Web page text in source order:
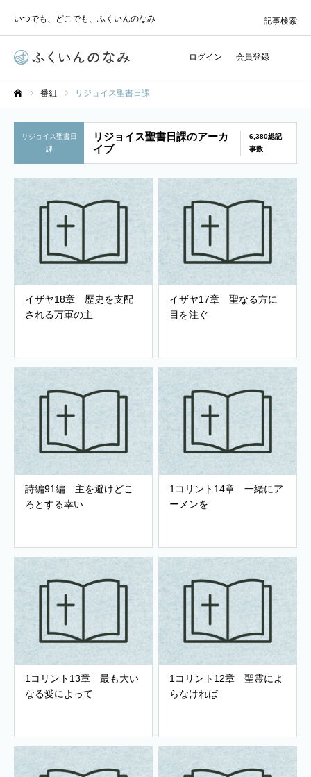
いつでも、どこでも、ふくいんのなみ
ログイン 会員登録
記事検索
番組 リジョイス聖書日課
リジョイス聖書日
課
リジョイス聖書日課のアーカ
イブ
6,380総記
事数
イザヤ18章 歴史を支配
される万軍の主
イザヤ17章 聖なる方に
目を注ぐ
詩編91編 主を避けどこ
ろとする幸い
1コリント14章 一緒にア
ーメンを
1コリント13章 最も大い
なる愛によって
1コリント12章 聖霊によ
らなければ